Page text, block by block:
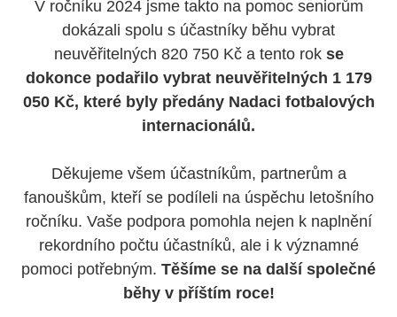
V ročníku 2024 jsme takto na pomoc seniorům
dokázali spolu s účastníky běhu vybrat
neuvěřitelných 820 750 Kč a tento rok se
dokonce podařilo vybrat neuvěřitelných 1 179
050 Kč, které byly předány Nadaci fotbalových
internacionálů.
Děkujeme všem účastníkům, partnerům a
fanouškům, kteří se podíleli na úspěchu letošního
ročníku. Vaše podpora pomohla nejen k naplnění
rekordního počtu účastníků, ale i k významné
pomoci potřebným. Těšíme se na další společné
běhy v příštím roce!